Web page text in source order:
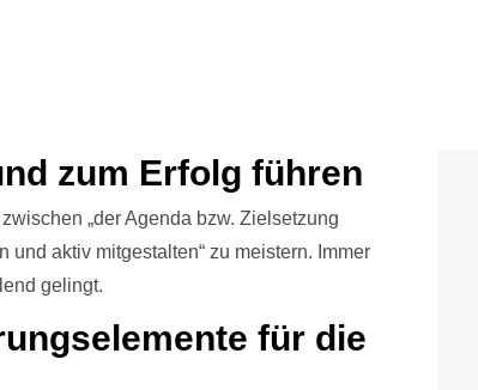
zum Erfolg führen
„der Agenda bzw. Zielsetzung
und aktiv mitgestalten“ zu meistern. Immer
gelingt.
für die